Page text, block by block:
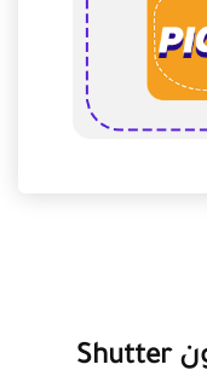
كود خصم شتر ستوك كوبون Shutter